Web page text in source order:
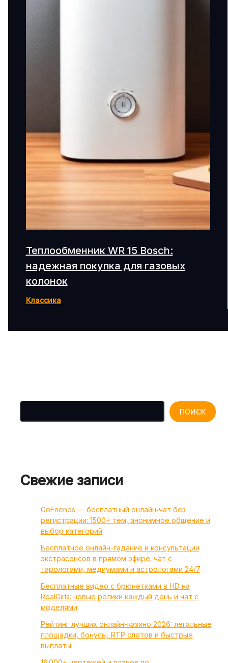
ПОИСК
Свежие записи
GoFriends — бесплатный онлайн‑чат без
регистрации: 1500+ тем, анонимное общение и
выбор категорий
Бесплатное онлайн-гадание и консультации
экстрасенсов в прямом эфире: чат с
тарологами, медиумами и астрологами 24/7
Бесплатные видео с брюнетками в HD на
RealGirls: новые ролики каждый день и чат с
моделями
Рейтинг лучших онлайн-казино 2026: легальные
площадки, бонусы, RTP слотов и быстрые
выплаты
Теплообменник WR 15 Bosch:
надежная покупка для газовых
колонок
Классика